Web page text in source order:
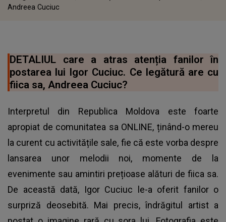
Andreea Cuciuc
DETALIUL care a atras atenția fanilor în
postarea lui Igor Cuciuc. Ce legătură are cu
fiica sa, Andreea Cuciuc?
Interpretul din Republica Moldova este foarte
apropiat de comunitatea sa ONLINE, ținând-o mereu
la curent cu activitățile sale, fie că este vorba despre
lansarea unor melodii noi, momente de la
evenimente sau amintiri prețioase alături de fiica sa.
De această dată, Igor Cuciuc le-a oferit fanilor o
surpriză deosebită. Mai precis, îndrăgitul artist a